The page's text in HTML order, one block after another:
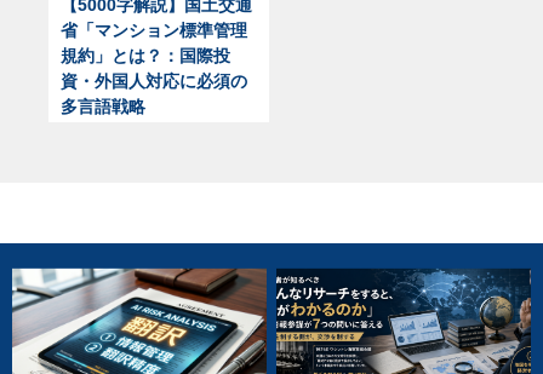
【5000字解説】国土交通
省「マンション標準管理
規約」とは？：国際投
資・外国人対応に必須の
多言語戦略